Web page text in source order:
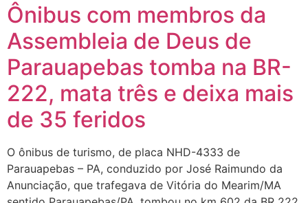
Ônibus com membros da
Assembleia de Deus de
Parauapebas tomba na BR-
222, mata três e deixa mais
de 35 feridos
O ônibus de turismo, de placa NHD-4333 de
Parauapebas – PA, conduzido por José Raimundo da
Anunciação, que trafegava de Vitória do Mearim/MA